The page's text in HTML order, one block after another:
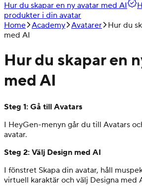
Hur du skapar en ny avatar med AI
produkter i din avatar
Home Academy Avatarer
Hur du
med AI
Hur du skapar en
med AI
Steg 1: Gå till Avatars
I HeyGen-menyn går du till Avatars
avatar.
Steg 2: Välj Design med AI
I fönstret Skapa din avatar, håll
virtuell karaktär och välj Designa med